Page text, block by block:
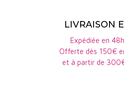
LIVRAISON
Expédiée en
Offerte dès 150€
et à partir de